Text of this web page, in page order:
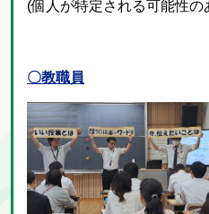
(個人が特定される可能性
〇教職員